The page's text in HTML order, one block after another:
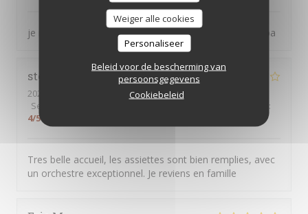
Weiger alle cookies
Personaliseer
Beleid voor de bescherming van
persoonsgegevens
Cookiebeleid
je recommande le restaurant les Diamantaires, les repa
stephane
2022-01-15
- 21:00 - Gasten 2
Service
:
4/5
Tres belle accueil, les assiettes sont bien remplies, avec
un orchestre exceptionnel. Je reviens en famille